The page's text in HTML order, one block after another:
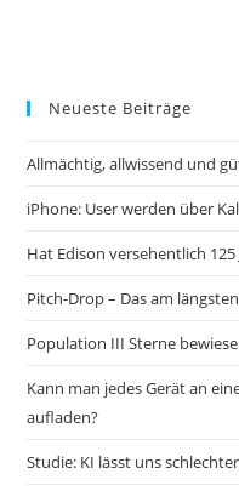
Neueste Beiträge
Allmächtig, allwissend und
iPhone: User werden über
Hat Edison versehentlich
Pitch-Drop – Das am
Population III Sterne
Kann man jedes Gerät an
aufladen?
Studie: KI lässt uns